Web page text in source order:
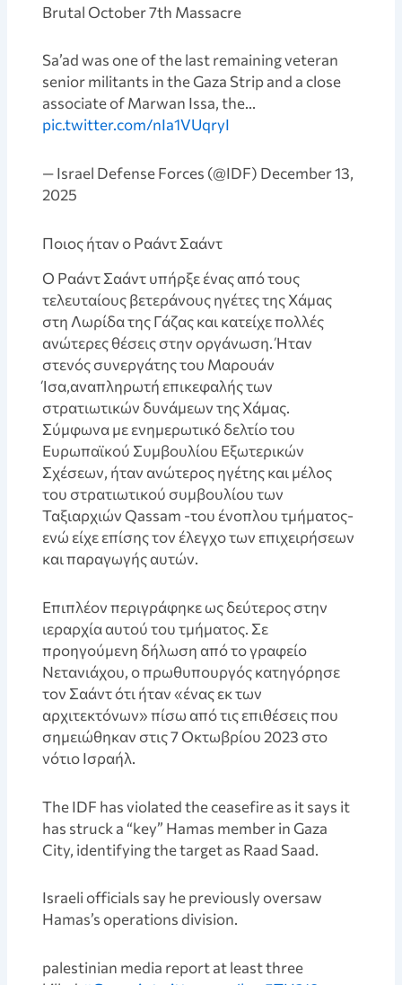
Brutal October 7th Massacre
Sa’ad was one of the last remaining veteran
senior militants in the Gaza Strip and a close
associate of Marwan Issa, the…
pic.twitter.com/nIa1VUqryI
— Israel Defense Forces (@IDF) December 13,
2025
Ποιος ήταν ο Ραάντ Σαάντ
Ο Ραάντ Σαάντ υπήρξε ένας από τους
τελευταίους βετεράνους ηγέτες της Χάμας
στη Λωρίδα της Γάζας και κατείχε πολλές
ανώτερες θέσεις στην οργάνωση. Ήταν
στενός συνεργάτης του Μαρουάν
Ίσα,αναπληρωτή επικεφαλής των
στρατιωτικών δυνάμεων της Χάμας.
Σύμφωνα με ενημερωτικό δελτίο του
Ευρωπαϊκού Συμβουλίου Εξωτερικών
Σχέσεων, ήταν ανώτερος ηγέτης και μέλος
του στρατιωτικού συμβουλίου των
Ταξιαρχιών Qassam -του ένοπλου τμήματος-
ενώ είχε επίσης τον έλεγχο των επιχειρήσεων
και παραγωγής αυτών.
Επιπλέον περιγράφηκε ως δεύτερος στην
ιεραρχία αυτού του τμήματος. Σε
προηγούμενη δήλωση από το γραφείο
Νετανιάχου, ο πρωθυπουργός κατηγόρησε
τον Σαάντ ότι ήταν «ένας εκ των
αρχιτεκτόνων» πίσω από τις επιθέσεις που
σημειώθηκαν στις 7 Οκτωβρίου 2023 στο
νότιο Ισραήλ.
The IDF has violated the ceasefire as it says it
has struck a “key” Hamas member in Gaza
City, identifying the target as Raad Saad.
Israeli officials say he previously oversaw
Hamas’s operations division.
palestinian media report at least three